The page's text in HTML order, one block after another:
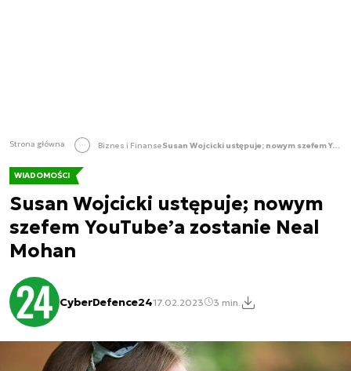
Strona główna Biznes i Finanse Susan Wojcicki ustępuje; nowym szefem YouTube’a zostanie Neal Mohan
WIADOMOŚCI
Susan Wojcicki ustępuje; nowym
szefem YouTube’a zostanie Neal
Mohan
CyberDefence2417.02.2023 3 min.